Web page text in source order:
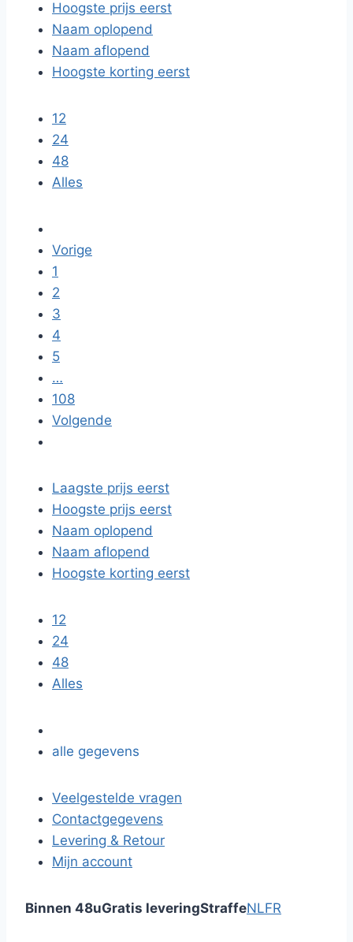
Hoogste prijs eerst
Naam oplopend
Naam aflopend
Hoogste korting eerst
12
24
48
Alles
Vorige
1
2
3
4
5
…
108
Volgende
Laagste prijs eerst
Hoogste prijs eerst
Naam oplopend
Naam aflopend
Hoogste korting eerst
12
24
48
Alles
alle gegevens
Veelgestelde vragen
Contactgegevens
Levering & Retour
Mijn account
Binnen 48uGratis leveringStraffeNLFR